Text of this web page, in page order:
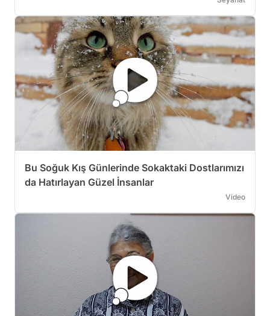
Bu Soğuk Kış Günlerinde Sokaktaki Dostlarımızı
da Hatırlayan Güzel İnsanlar
Video